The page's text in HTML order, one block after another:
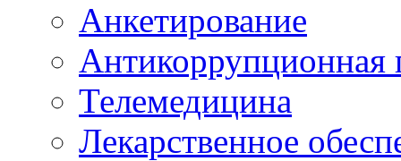
Анкетирование
Антикоррупционная
Телемедицина
Лекарственное